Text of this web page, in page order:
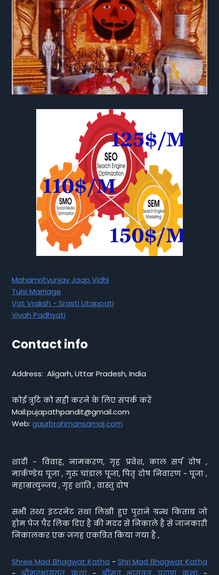
Mahamrityunjay Jaap Vidhi
Tulsi Marriage
Vat Vraksh - Srasti Utappati
Vivah Padhyati
Contact info
Address: Aligarh, Uttar Pradesh, India
कोई त्रुटि को सही करने के लिए संपर्क करें
Mail:pujapathpandit@gmail.com
Web: gaurbrahmansamaj.com
शादी - विवाह, नामकरण, गृह प्रवेश, काल सर्प दोष ,
मार्कण्डेय पूजा , गुरु चांडाल पूजा, पितृ दोष निवारण - पूजा ,
महाम्रत्युन्जय , गृह शांति , वास्तु दोष
सभी तथ्य इंटरनेट तथा लिखी हुए पुराने ग्रन्थ किताब जो
होम पेज पैर लिंक दिए है की मदद से निकाले है से जानकारी
निकालकर एक जगह एकत्रित किया गया है ,
Shree Mad Bhagwat Katha - Shri Mad Bhagwat Katha